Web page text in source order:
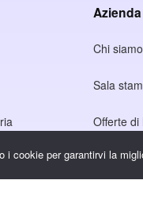
Azienda
Chi siamo
Sala
Offerte di
Termini
i cookie per garantirvi la